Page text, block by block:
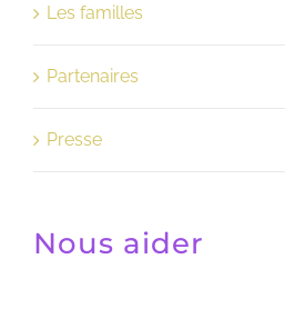
Les familles
Partenaires
Presse
Nous aider